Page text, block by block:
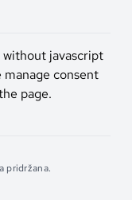
without javascript
manage consent
page.
pridržana.